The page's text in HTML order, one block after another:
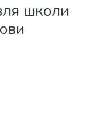
школи